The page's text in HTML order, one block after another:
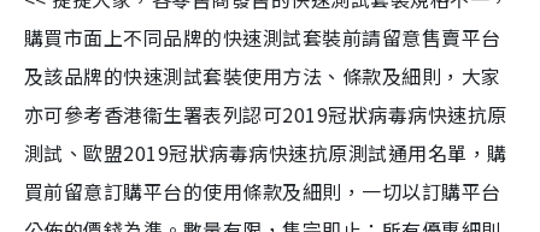
購買市面上不同品牌的快速測試套裝前請留意售賣平台
及該品牌的快速測試套裝使用方法、條款及細則，大家
亦可參考香港衞生署表列認可2019冠狀病毒病快速抗原
測試、歐盟2019冠狀病毒病快速抗原測試通用名單，購
買前留意訂購平台的使用條款及細則，一切以訂購平台